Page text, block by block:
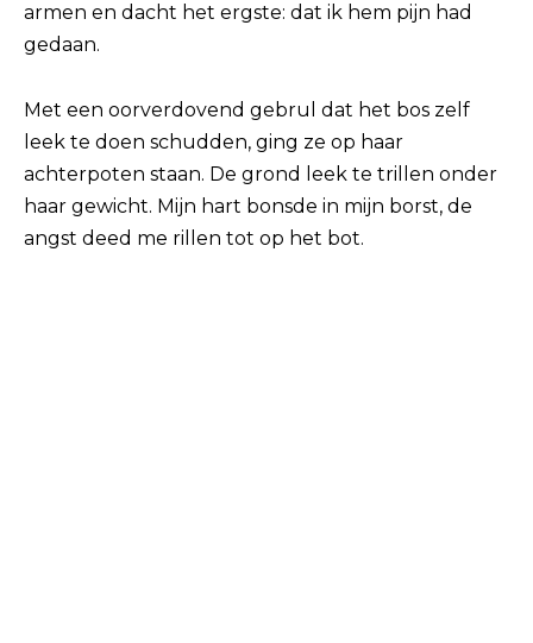
armen en dacht het ergste: dat ik hem pijn had
gedaan.
Met een oorverdovend gebrul dat het bos zelf
leek te doen schudden, ging ze op haar
achterpoten staan. De grond leek te trillen onder
haar gewicht. Mijn hart bonsde in mijn borst, de
angst deed me rillen tot op het bot.